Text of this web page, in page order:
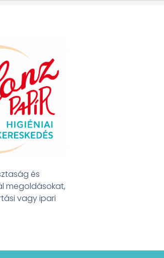
és
megoldásokat,
vagy ipari